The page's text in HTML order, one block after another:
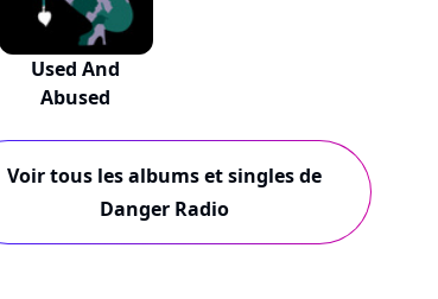
Used And
Abused
Voir tous les albums et singles de
Danger Radio